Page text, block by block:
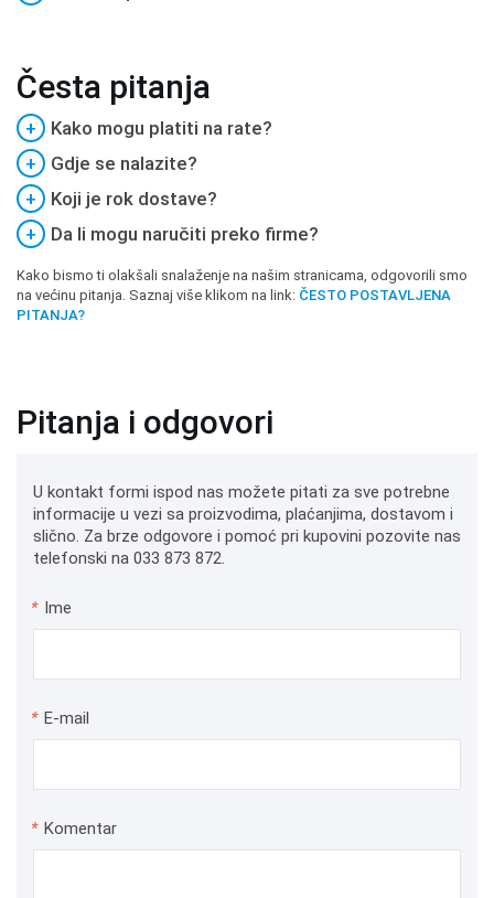
Česta pitanja
+
Kako mogu platiti na rate?
+
Gdje se nalazite?
+
Koji je rok dostave?
+
Da li mogu naručiti preko firme?
Kako bismo ti olakšali snalaženje na našim stranicama, odgovorili smo
na većinu pitanja. Saznaj više klikom na link: ČESTO POSTAVLJENA
PITANJA?
Pitanja i odgovori
U kontakt formi ispod nas možete pitati za sve potrebne
informacije u vezi sa proizvodima, plaćanjima, dostavom i
slično. Za brze odgovore i pomoć pri kupovini pozovite nas
telefonski na 033 873 872.
* Ime
* E-mail
* Komentar